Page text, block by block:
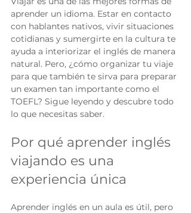
aprender un idioma. Estar en contacto
con hablantes nativos, vivir situaciones
cotidianas y sumergirte en la cultura te
ayuda a interiorizar el inglés de manera
natural. Pero, ¿cómo organizar tu viaje
para que también te sirva para preparar
un examen tan importante como el
TOEFL? Sigue leyendo y descubre todo
lo que necesitas saber.
Por qué aprender inglés
viajando es una
experiencia única
Aprender inglés en un aula es útil, pero